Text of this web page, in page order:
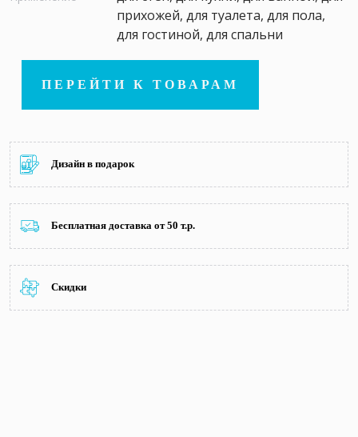
прихожей, для туалета, для пола,
для гостиной, для спальни
ПЕРЕЙТИ К ТОВАРАМ
Дизайн в подарок
Бесплатная доставка от 50 т.р.
Скидки